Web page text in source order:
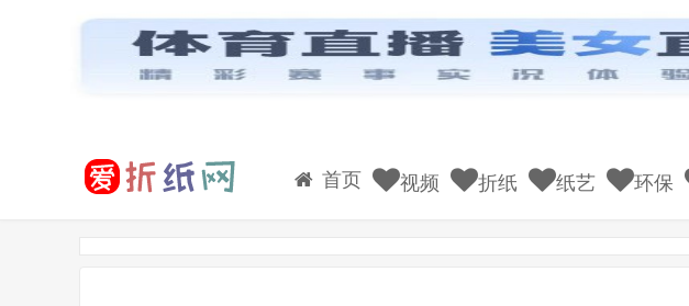
首页 视频 折纸 纸艺 环保